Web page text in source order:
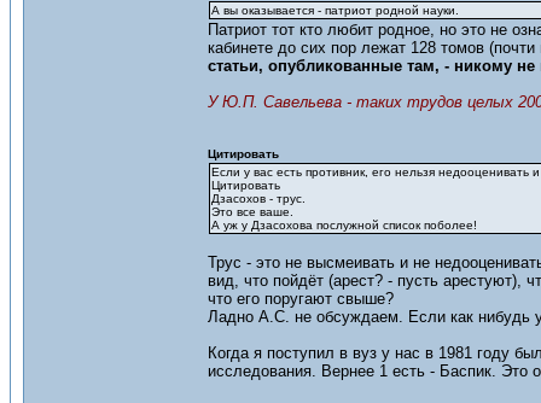
А вы оказывается - патриот родной науки.
Патриот тот кто любит родное, но это не
кабинете до сих пор лежат 128 томов
статьи, опубликованные там, - никому
У Ю.П. Савельева - таких трудов целых
Цитировать
Если у вас есть противник, его нельзя недооценивать
Цитировать
Дзасохов - трус.
Это все ваше.
А уж у Дзасохова послужной список поболее!
Трус - это не высмеивать и не
вид, что пойдёт (арест? - пусть арестуют),
что его поругают свыше?
Ладно А.С. не обсуждаем. Если как нибудь
Когда я поступил в вуз у нас в 1981 году
исследования. Вернее 1 есть - Баспик. Это